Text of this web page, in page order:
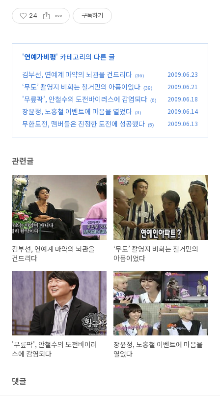
24 구독하기
'연예가비평' 카테고리의 다른 글
김부선, 연예계 마약의 뇌관을 건드리다 (36) 2009.06.23
‘무도’ 촬영지 비화는 철거민의 아픔이었다 (39) 2009.06.21
'무릎팍', 안철수의 도전바이러스에 감염되다 (6) 2009.06.18
장윤정, 노홍철 이벤트에 마음을 열었다 (3) 2009.06.14
무한도전, 맴버들은 진정한 도전에 성공했다 (5) 2009.06.13
관련글
김부선, 연예계 마약의 뇌관을
건드리다
‘무도’ 촬영지 비화는 철거민의
아픔이었다
'무릎팍', 안철수의 도전바이러
스에 감염되다
장윤정, 노홍철 이벤트에 마음을
열었다
댓글